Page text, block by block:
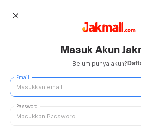
close
Masuk Akun
Belum punya akun?
Email
Password